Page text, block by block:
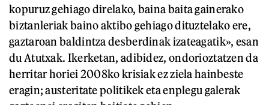
kopuruz gehiago direlako, baina baita gainerako
biztanleriak baino aktibo gehiago dituztelako ere,
gaztaroan baldintza desberdinak izateagatik», esan
du Atutxak. Ikerketan, adibidez, ondorioztatzen da
herritar horiei 2008ko krisiak ez ziela hainbeste
eragin; austeritate politikek eta enplegu galerak